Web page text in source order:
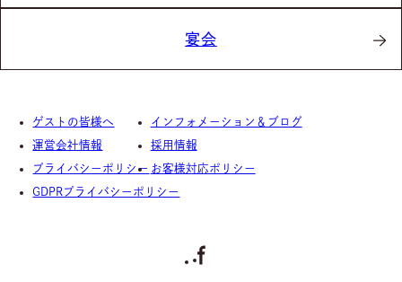
宴会
ゲストの皆様へ
インフォメーション＆ブログ
運営会社情報
採用情報
プライバシーポリシー お客様対応ポリシー
GDPRプライバシーポリシー